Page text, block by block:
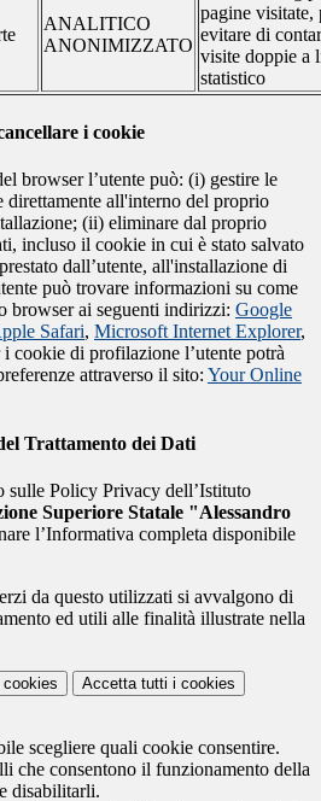
ANALITICO
ANONIMIZZATO
pagine visitate,
evitare di
visite doppie a
statistico
i cookie
browser l’utente può: (i) gestire le
direttamente all'interno del proprio
(ii) eliminare dal proprio
incluso il cookie in cui è stato salvato
dall’utente, all'installazione di
può trovare informazioni su come
browser ai seguenti indirizzi: Google
Safari, Microsoft Internet Explorer,
i cookie di profilazione l’utente potrà
attraverso il sito: Your Online
Trattamento dei Dati
sulle Policy Privacy dell’Istituto
Superiore Statale "Alessandro
l’Informativa completa disponibile
da questo utilizzati si avvalgono di
ed utili alle finalità illustrate nella
cookies Accetta tutti i cookies
scegliere quali cookie consentire.
che consentono il funzionamento della
disabilitarli.